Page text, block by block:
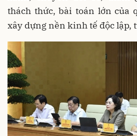
thách thức, bài toán lớn của
xây dựng nền kinh tế độc lập,